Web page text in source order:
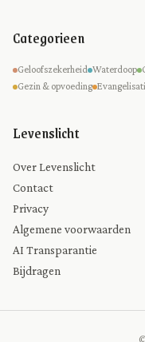
Categorieen
Geloofszekerheid Waterdoop
Gezin & opvoeding
Levenslicht
Over Levenslicht
Contact
Privacy
Algemene voorwaarden
AI Transparantie
Bijdragen